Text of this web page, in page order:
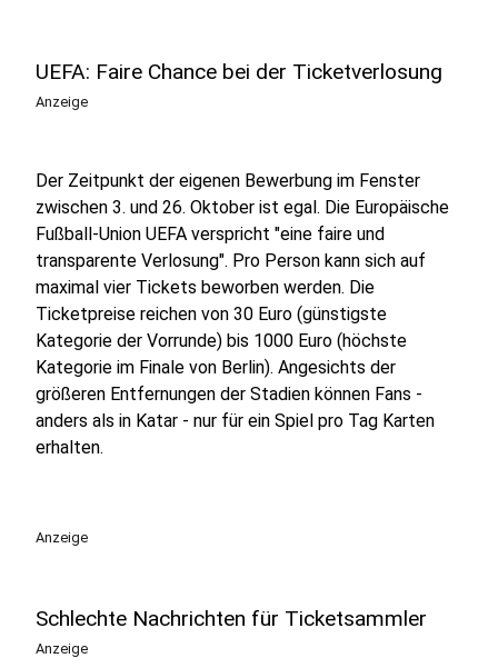
UEFA: Faire Chance bei der Ticketverlosung
Anzeige
Der Zeitpunkt der eigenen Bewerbung im Fenster
zwischen 3. und 26. Oktober ist egal. Die Europäische
Fußball-Union UEFA verspricht "eine faire und
transparente Verlosung". Pro Person kann sich auf
maximal vier Tickets beworben werden. Die
Ticketpreise reichen von 30 Euro (günstigste
Kategorie der Vorrunde) bis 1000 Euro (höchste
Kategorie im Finale von Berlin). Angesichts der
größeren Entfernungen der Stadien können Fans -
anders als in Katar - nur für ein Spiel pro Tag Karten
erhalten.
Anzeige
Schlechte Nachrichten für Ticketsammler
Anzeige